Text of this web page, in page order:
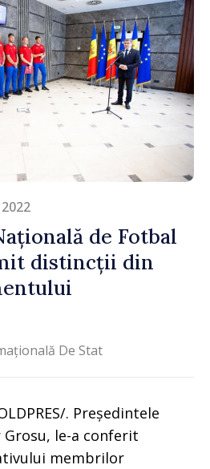
de Fotbal
distincții din
De Stat
. Președintele
le-a conferit
membrilor